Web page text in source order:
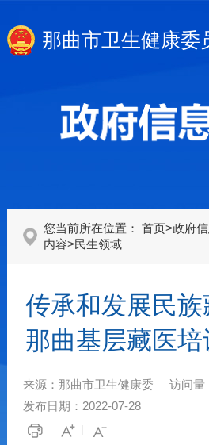
那曲市卫生健康委
您当前所在位置： 首页>政府
内容>民生领域
传承和发展民
那曲基层藏医
来源： 那曲市卫生健康委
访问量
发布日期： 2022-07-28